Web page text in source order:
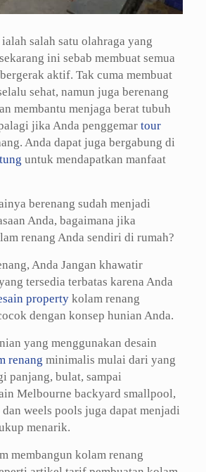
salah satu olahraga yang
ini sebab membuat semua
aktif. Tak cuma membuat
sehat, namun juga berenang
membantu menjaga berat tubuh
jika Anda penggemar tour
Anda dapat juga bergabung di
untuk mendapatkan manfaat
berenang sudah menjadi
Anda, bagaimana jika
renang Anda sendiri di rumah?
Anda Jangan khawatir
tersedia terbatas karena Anda
propertykolam renang
dengan konsep hunian Anda.
yang menggunakan desain
renang minimalis mulai dari yang
panjang, bulat, sampai
Melbourne backyard smallpool,
weels pools juga dapat menjadi
menarik.
membangun kolam renang